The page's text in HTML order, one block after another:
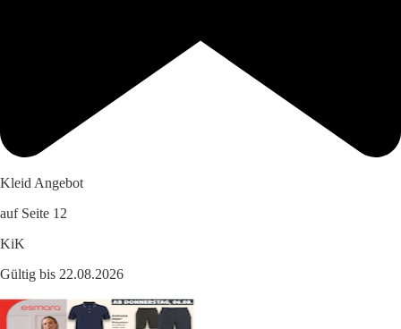
Kleid Angebot
auf Seite 12
KiK
Gültig bis 22.08.2026